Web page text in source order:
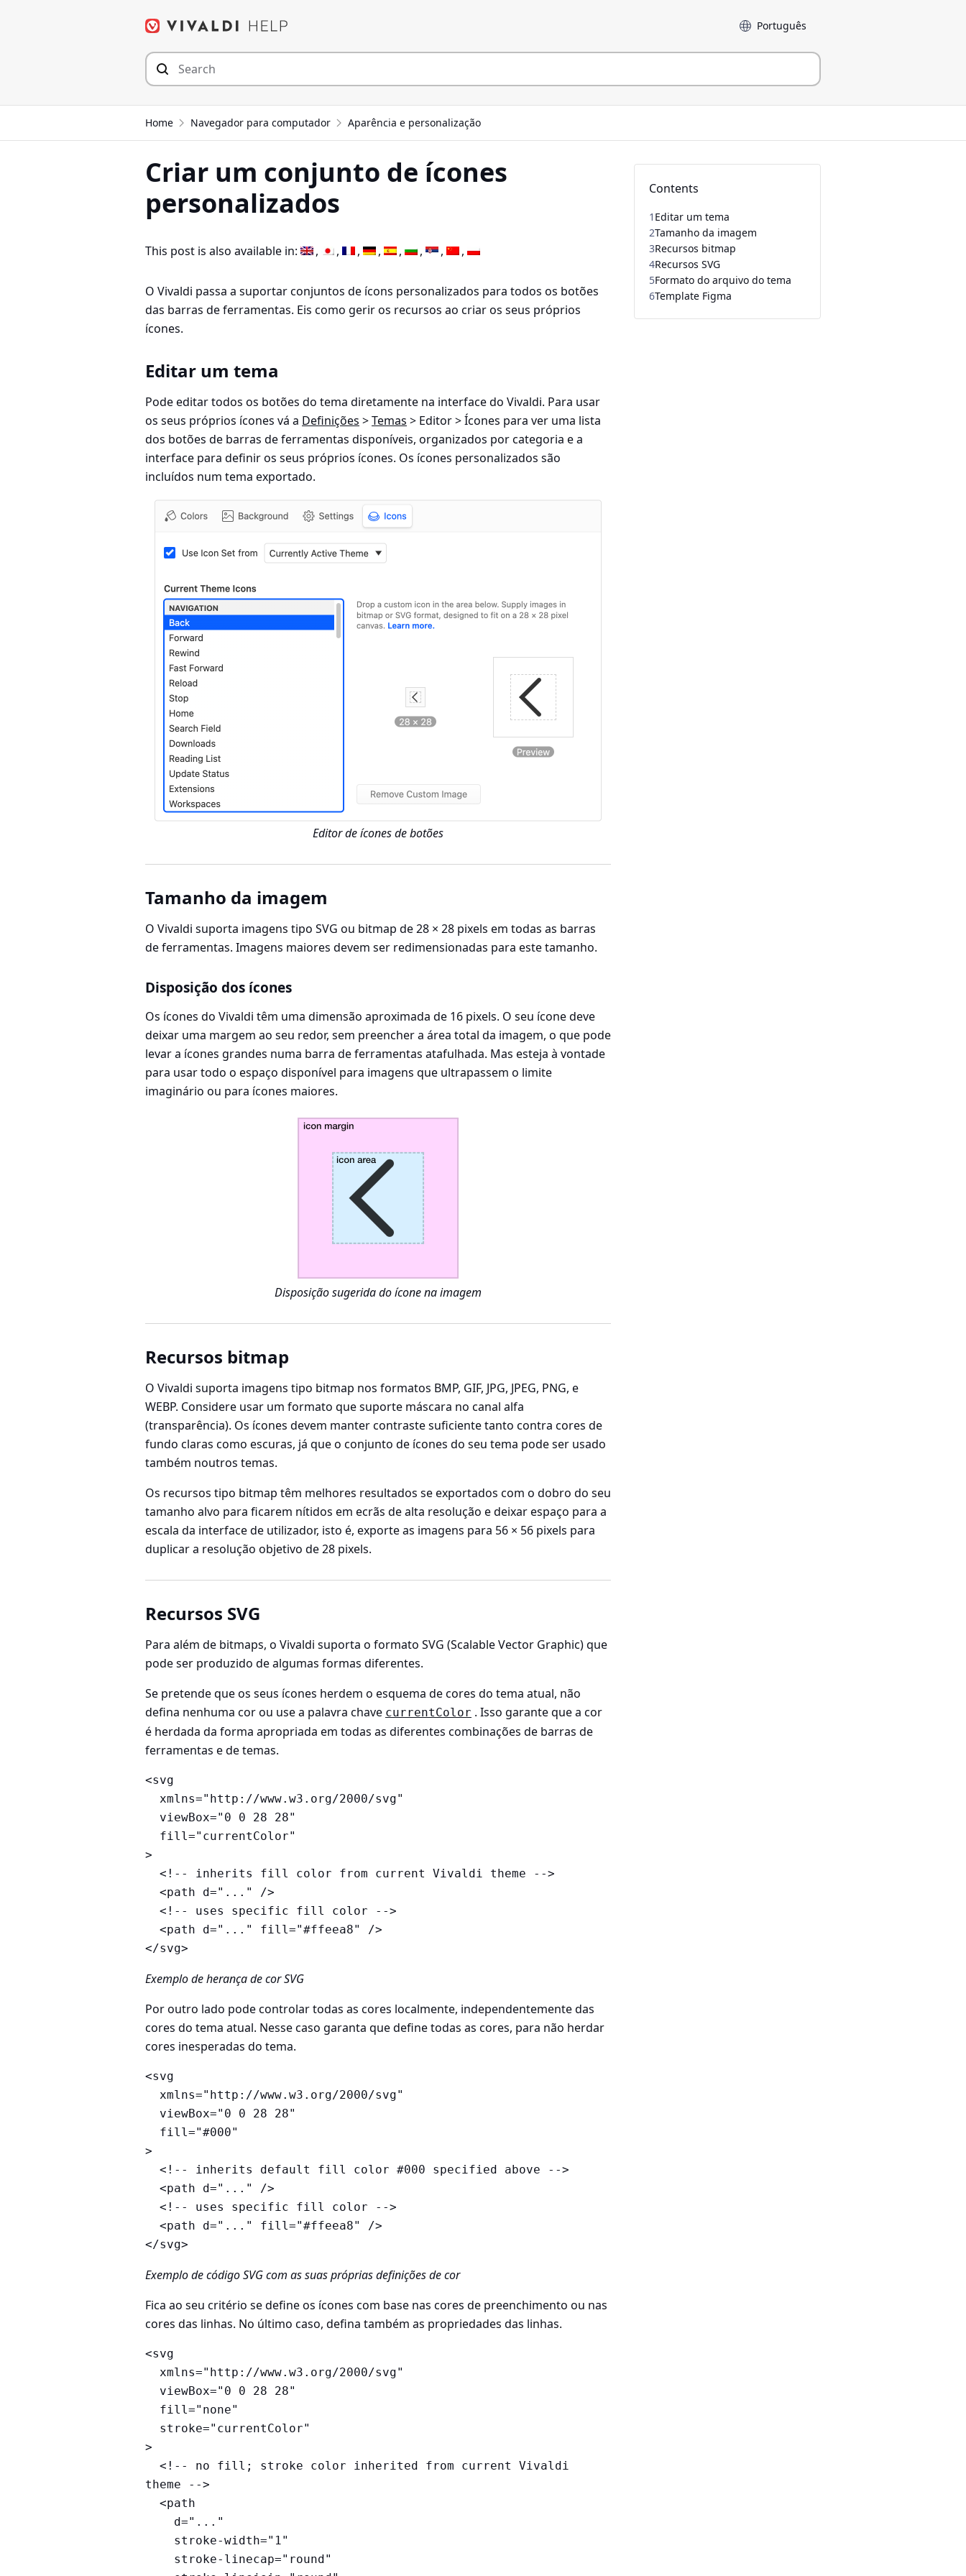
Idioma
Home Navegador para computador Aparência e personalização
Criar um conjunto de ícones
personalizados
This post is also available in:
O Vivaldi passa a suportar conjuntos de ícons personalizados para todos os botões
das barras de ferramentas. Eis como gerir os recursos ao criar os seus próprios
ícones.
Editar um tema
Pode editar todos os botões do tema diretamente na interface do Vivaldi. Para usar
os seus próprios ícones vá a Definições >Temas > Editor > Ícones para ver uma lista
dos botões de barras de ferramentas disponíveis, organizados por categoria e a
interface para definir os seus próprios ícones. Os ícones personalizados são
incluídos num tema exportado.
Editor de ícones de botões
Tamanho da imagem
O Vivaldi suporta imagens tipo SVG ou bitmap de 28 × 28 pixels em todas as barras
de ferramentas. Imagens maiores devem ser redimensionadas para este tamanho.
Disposição dos ícones
Os ícones do Vivaldi têm uma dimensão aproximada de 16 pixels. O seu ícone deve
deixar uma margem ao seu redor, sem preencher a área total da imagem, o que pode
levar a ícones grandes numa barra de ferramentas atafulhada. Mas esteja à vontade
para usar todo o espaço disponível para imagens que ultrapassem o limite
imaginário ou para ícones maiores.
Disposição sugerida do ícone na imagem
Recursos bitmap
O Vivaldi suporta imagens tipo bitmap nos formatos BMP, GIF, JPG, JPEG, PNG, e
WEBP. Considere usar um formato que suporte máscara no canal alfa
(transparência). Os ícones devem manter contraste suficiente tanto contra cores de
fundo claras como escuras, já que o conjunto de ícones do seu tema pode ser usado
também noutros temas.
Os recursos tipo bitmap têm melhores resultados se exportados com o dobro do seu
tamanho alvo para ficarem nítidos em ecrãs de alta resolução e deixar espaço para a
escala da interface de utilizador, isto é, exporte as imagens para 56 × 56 pixels para
duplicar a resolução objetivo de 28 pixels.
Recursos SVG
Para além de bitmaps, o Vivaldi suporta o formato SVG (Scalable Vector Graphic) que
pode ser produzido de algumas formas diferentes.
Se pretende que os seus ícones herdem o esquema de cores do tema atual, não
defina nenhuma cor ou use a palavra chave currentColor . Isso garante que a cor
é herdada da forma apropriada em todas as diferentes combinações de barras de
ferramentas e de temas.
<svg
>
</svg>
Exemplo de herança de cor SVG
Por outro lado pode controlar todas as cores localmente, independentemente das
cores do tema atual. Nesse caso garanta que define todas as cores, para não herdar
cores inesperadas do tema.
<svg
>
</svg>
Exemplo de código SVG com as suas próprias definições de cor
Fica ao seu critério se define os ícones com base nas cores de preenchimento ou nas
cores das linhas. No último caso, defina também as propriedades das linhas.
<svg
>
theme -->
Contents
1 Editar um tema
2Tamanho da imagem
3Recursos bitmap
4Recursos SVG
5Formato do arquivo do tema
6Template Figma